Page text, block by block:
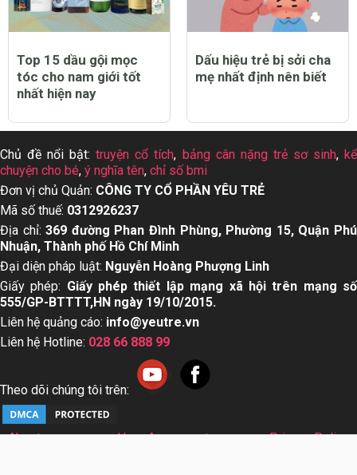
Top 15 dầu gội mọc
tóc cho nam giới tốt
nhất hiện nay
Dấu hiệu trẻ bị sởi cha
mẹ nhất định nên biết
Chủ đề nổi bật:truyện cổ tích, bảng cân nặng trẻ sơ sinh, kể
chuyện cho bé, ý nghĩa tên, chỉ số bmi
Đơn vị chủ Quản: CÔNG TY CỔ PHẦN YÊU TRẺ
Mã số thuế: 0312926237
Địa chỉ:369 đường Phan Đình Phùng, Phường 15, Quận Phú
Nhuận, Thành phố Hồ Chí Minh
Đại diện pháp luật: Nguyễn Hoàng Phượng Linh
Giấy phép: Giấy phép thiết lập mạng xã hội trên mạng số
555/GP-BTTTT,HN ngày 19/10/2015.
Liên hệ quảng cáo: info@yeutre.vn
Liên hệ Hotline: 028 66 888 99
Theo dõi chúng tôi trên:
About us User Agreement
Privacy Policy